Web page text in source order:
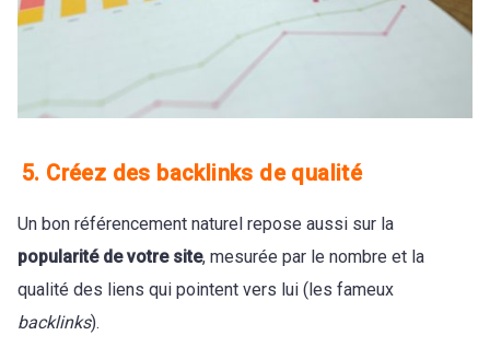
5. Créez des backlinks de qualité
Un bon référencement naturel repose aussi sur la
popularité de votre site, mesurée par le nombre et la
qualité des liens qui pointent vers lui (les fameux
backlinks).